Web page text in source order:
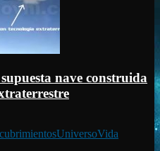
nave construida
UniversoVida